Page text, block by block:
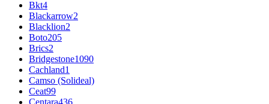
Bkt4
Blackarrow2
Blacklion2
Boto205
Brics2
Bridgestone1090
Cachland1
Camso (Solideal)
Ceat99